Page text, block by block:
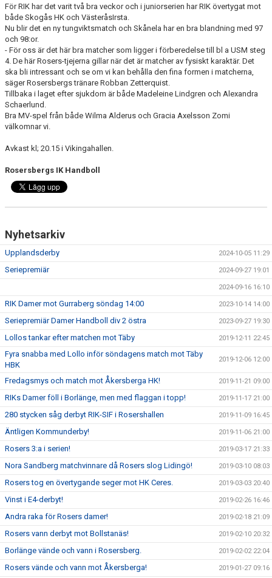
För RIK har det varit två bra veckor och i juniorserien har RIK övertygat mot
både Skogås HK och VästeråsIrsta.
Nu blir det en ny tungviktsmatch och Skånela har en bra blandning med 97
och 98:or.
- För oss är det här bra matcher som ligger i förberedelse till bl a USM steg
4. De här Rosers-tjejerna gillar när det är matcher av fysiskt karaktär. Det
ska bli intressant och se om vi kan behålla den fina formen i matcherna,
säger Rosersbergs tränare Robban Zetterquist.
Tillbaka i laget efter sjukdom är både Madeleine Lindgren och Alexandra
Schaerlund.
Bra MV-spel från både Wilma Alderus och Gracia Axelsson Zomi
välkomnar vi.
Avkast kl; 20.15 i Vikingahallen.
Rosersbergs IK Handboll
Nyhetsarkiv
Upplandsderby 2024-10-05 11:29
Seriepremiär 2024-09-27 19:01
2024-09-16 16:10
RIK Damer mot Gurraberg söndag 14:00 2023-10-14 14:00
Seriepremiär Damer Handboll div 2 östra 2023-09-27 19:30
Lollos tankar efter matchen mot Täby 2019-12-11 22:45
Fyra snabba med Lollo inför söndagens match mot Täby
HBK
2019-12-06 12:00
Fredagsmys och match mot Åkersberga HK! 2019-11-21 09:00
RIKs Damer föll i Borlänge, men med flaggan i topp! 2019-11-17 21:00
280 stycken såg derbyt RIK-SIF i Rosershallen 2019-11-09 16:45
Äntligen Kommunderby! 2019-11-06 21:00
Rosers 3:a i serien! 2019-03-17 21:33
Nora Sandberg matchvinnare då Rosers slog Lidingö! 2019-03-10 08:03
Rosers tog en övertygande seger mot HK Ceres. 2019-03-03 20:40
Vinst i E4-derbyt! 2019-02-26 16:46
Andra raka för Rosers damer! 2019-02-18 21:09
Rosers vann derbyt mot Bollstanäs! 2019-02-10 20:32
Borlänge vände och vann i Rosersberg. 2019-02-02 22:04
Rosers vände och vann mot Åkersberga! 2019-01-27 09:16